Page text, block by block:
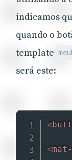
indicamos
quando o
template
será este:
<
<mat-